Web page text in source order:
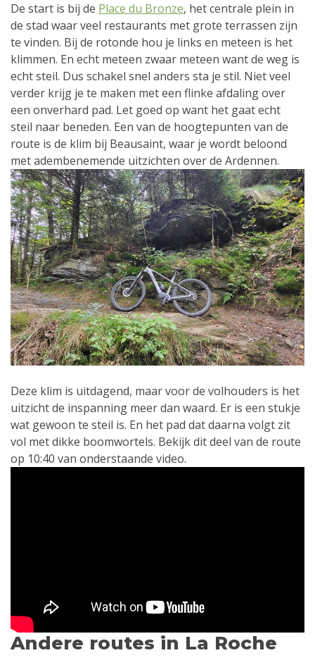
De start is bij de Place du Bronze, het centrale plein in
de stad waar veel restaurants met grote terrassen zijn
te vinden. Bij de rotonde hou je links en meteen is het
klimmen. En echt meteen zwaar meteen want de weg is
echt steil. Dus schakel snel anders sta je stil. Niet veel
verder krijg je te maken met een flinke afdaling over
een onverhard pad. Let goed op want het gaat echt
steil naar beneden. Een van de hoogtepunten van de
route is de klim bij Beausaint, waar je wordt beloond
met adembenemende uitzichten over de Ardennen.
Deze klim is uitdagend, maar voor de volhouders is het
uitzicht de inspanning meer dan waard. Er is een stukje
wat gewoon te steil is. En het pad dat daarna volgt zit
vol met dikke boomwortels. Bekijk dit deel van de route
op 10:40 van onderstaande video.
Andere routes in La Roche